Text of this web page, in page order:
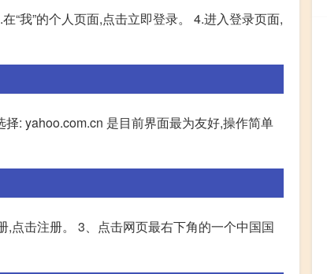
“我”的个人页面,点击立即登录。 4.进入登录页面,
: yahoo.com.cn 是目前界面最为友好,操作简单
,点击注册。 3、点击网页最右下角的一个中国国